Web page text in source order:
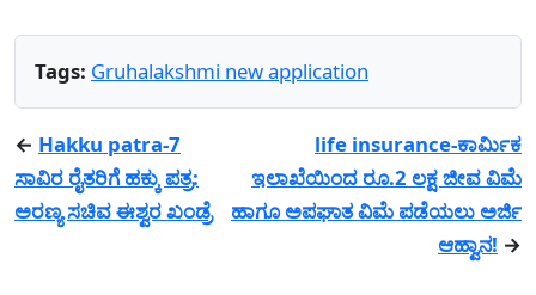
Tags: Gruhalakshmi new application
← Hakku patra-7
ಸಾವಿರ ರೈತರಿಗೆ ಹಕ್ಕು ಪತ್ರ:
ಅರಣ್ಯ ಸಚಿವ ಈಶ್ವರ ಖಂಡ್ರೆ
life insurance-ಕಾರ್ಮಿಕ
ಇಲಾಖೆಯಿಂದ ರೂ.2 ಲಕ್ಷ ಜೀವ ವಿಮೆ
ಹಾಗೂ ಅಪಘಾತ ವಿಮೆ ಪಡೆಯಲು ಅರ್ಜಿ
ಆಹ್ವಾನ! →